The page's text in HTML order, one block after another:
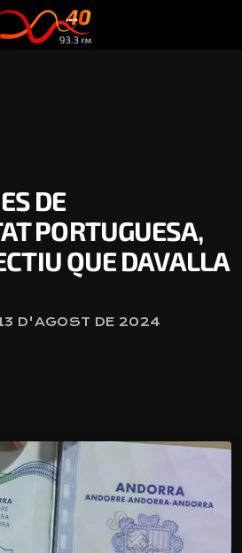
DE
PORTUGUESA,
QUE DAVALLA
D'AGOST DE 2024